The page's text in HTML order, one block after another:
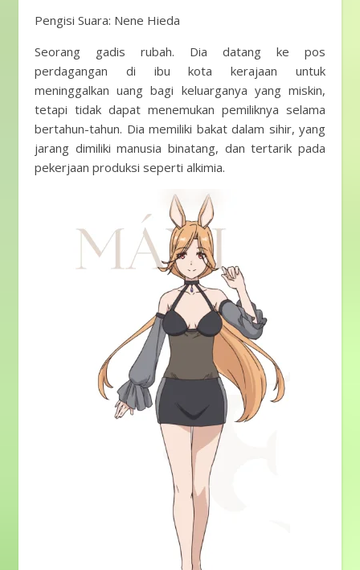
Pengisi Suara: Nene Hieda
Seorang gadis rubah. Dia datang ke pos
perdagangan di ibu kota kerajaan untuk
meninggalkan uang bagi keluarganya yang miskin,
tetapi tidak dapat menemukan pemiliknya selama
bertahun-tahun. Dia memiliki bakat dalam sihir, yang
jarang dimiliki manusia binatang, dan tertarik pada
pekerjaan produksi seperti alkimia.